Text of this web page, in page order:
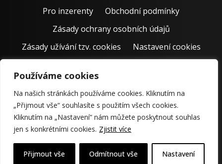
Používáme cookies
Na našich stránkách používáme cookies. Kliknutím na
„Přijmout vše“ souhlasíte s použitím všech cookies.
Kliknutím na „Nastavení“ nám můžete poskytnout souhlas
jen s konkrétními cookies. Zjistit více
Nastavení
Odmítnout vše
Přijmout vše
Pro inzerenty
Obchodní podmínky
Zásady ochrany osobních údajů
Zásady užívání tzv. cookies
Nastavení cookies
© 2011 – 2026 Jiří Rostecký | Inspiruje české podnikatele už 15
krásných let.